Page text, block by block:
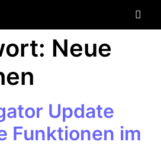
Neue
Update
Funktionen im